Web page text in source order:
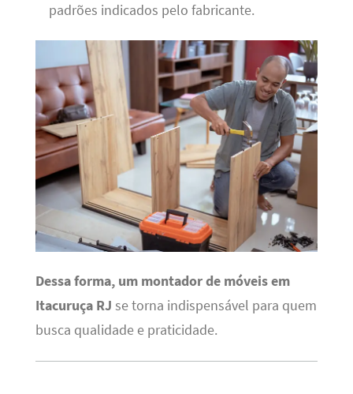
padrões indicados pelo fabricante.
Dessa forma, um montador de móveis em
Itacuruça RJ se torna indispensável para quem
busca qualidade e praticidade.